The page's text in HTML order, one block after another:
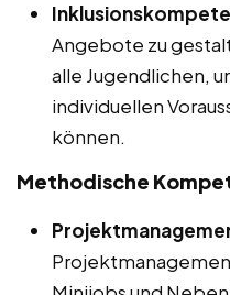
Angebote zu
alle Jugendlichen,
individuellen
können.
Methodische